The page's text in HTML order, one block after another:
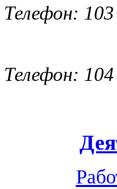
Телефон:
Телефон: